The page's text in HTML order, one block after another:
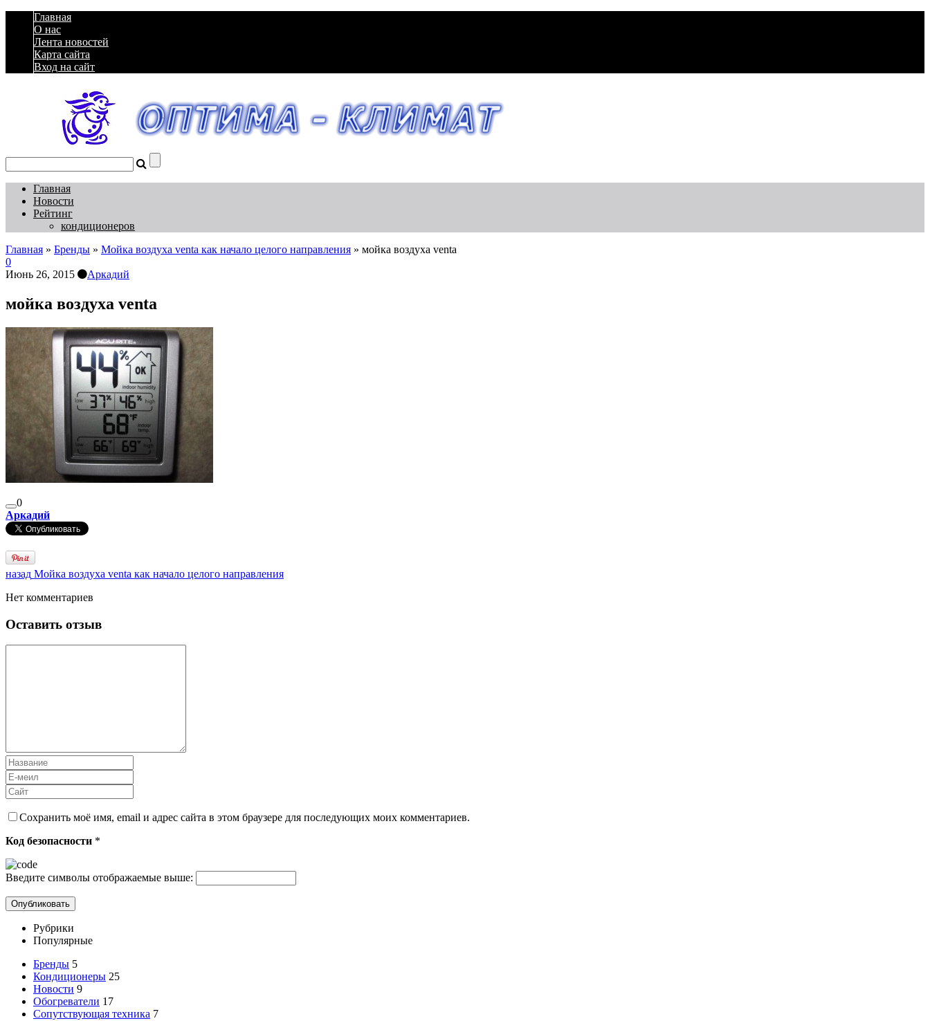
Главная
О нас
Лента новостей
Карта сайта
Вход на сайт
Главная
Новости
Рейтинг
кондиционеров
Главная » Бренды » Мойка воздуха venta как начало целого направления » мойка воздуха venta
0
Июнь 26, 2015
Аркадий
мойка воздуха venta
0
Аркадий
назад Мойка воздуха venta как начало целого направления
Нет комментариев
Оставить отзыв
Сохранить моё имя, email и адрес сайта в этом браузере для последующих моих комментариев.
Код безопасности *
Введите символы отображаемые выше:
Рубрики
Популярные
Бренды 5
Кондиционеры 25
Новости 9
Обогреватели 17
Сопутствующая техника 7